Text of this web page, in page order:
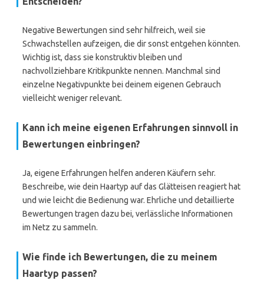
Negative Bewertungen sind sehr hilfreich, weil sie
Schwachstellen aufzeigen, die dir sonst entgehen könnten.
Wichtig ist, dass sie konstruktiv bleiben und
nachvollziehbare Kritikpunkte nennen. Manchmal sind
einzelne Negativpunkte bei deinem eigenen Gebrauch
vielleicht weniger relevant.
Kann ich meine eigenen Erfahrungen sinnvoll in
Bewertungen einbringen?
Ja, eigene Erfahrungen helfen anderen Käufern sehr.
Beschreibe, wie dein Haartyp auf das Glätteisen reagiert hat
und wie leicht die Bedienung war. Ehrliche und detaillierte
Bewertungen tragen dazu bei, verlässliche Informationen
im Netz zu sammeln.
Wie finde ich Bewertungen, die zu meinem
Haartyp passen?